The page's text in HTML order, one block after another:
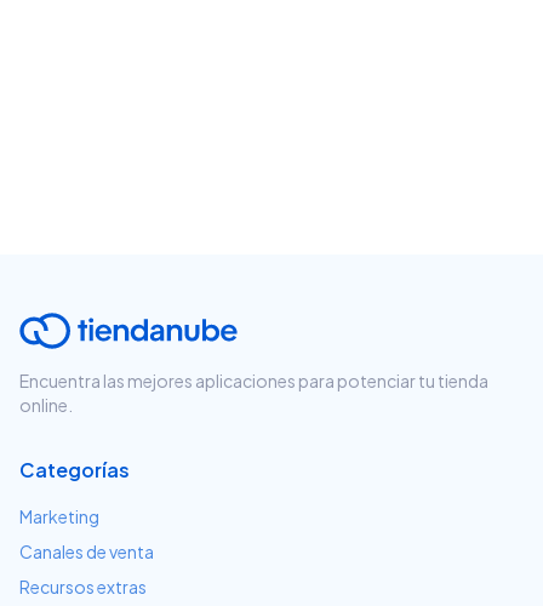
Encuentra las mejores aplicaciones para potenciar tu tienda
online.
Categorías
Marketing
Canales de venta
Recursos extras